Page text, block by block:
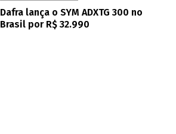
Dafra lança o SYM ADXTG 300 no
Brasil por R$ 32.990